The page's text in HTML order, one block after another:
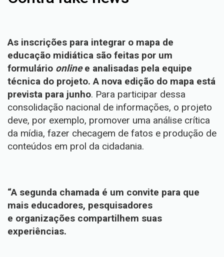
As inscrições para integrar o mapa de
educação midiática são feitas por um
formulário onlinee analisadas pela equipe
técnica do projeto. A nova edição do mapa está
prevista para junho. Para participar dessa
consolidação nacional de informações, o projeto
deve, por exemplo, promover uma análise crítica
da mídia, fazer checagem de fatos e produção de
conteúdos em prol da cidadania.
“A segunda chamada é um convite para que
mais educadores, pesquisadores
e organizações compartilhem suas
experiências.